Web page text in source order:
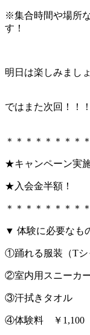
※集合時間や場所
す！
明日は楽しみまし
ではまた次回！！
＊＊＊＊＊＊＊＊
★キャンペーン実施
★入会金半額！
＊＊＊＊＊＊＊＊
▼ 体験に必要なも
①踊れる服装（Tシ
②室内用スニーカ
③汗拭きタオル
④体験料 ￥1,100